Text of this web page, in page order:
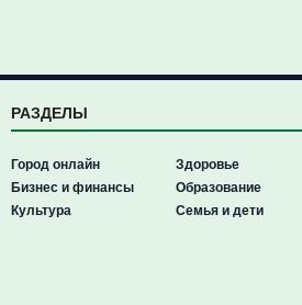
РАЗДЕЛЫ
Город онлайн
Бизнес и финансы
Культура
Здоровье
Образование
Семья и дети